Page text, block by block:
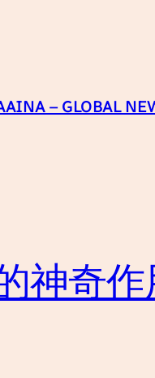
– GLOBAL
神奇